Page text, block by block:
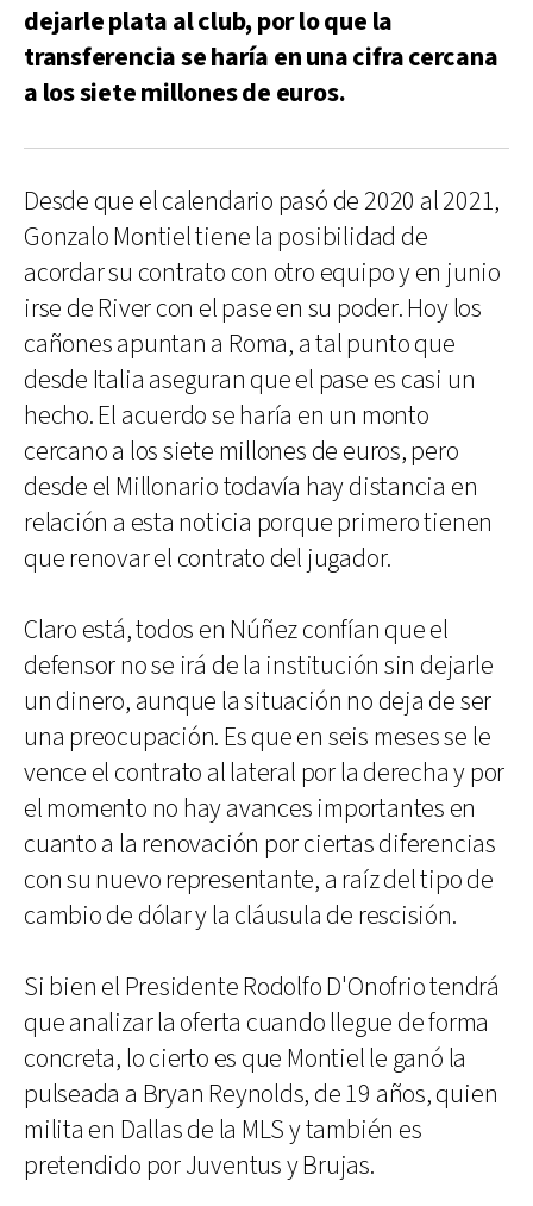
dejarle plata al club, por lo que la
transferencia se haría en una cifra cercana
a los siete millones de euros.
Desde que el calendario pasó de 2020 al 2021,
Gonzalo Montiel tiene la posibilidad de
acordar su contrato con otro equipo y en junio
irse de River con el pase en su poder. Hoy los
cañones apuntan a Roma, a tal punto que
desde Italia aseguran que el pase es casi un
hecho. El acuerdo se haría en un monto
cercano a los siete millones de euros, pero
desde el Millonario todavía hay distancia en
relación a esta noticia porque primero tienen
que renovar el contrato del jugador.
Claro está, todos en Núñez confían que el
defensor no se irá de la institución sin dejarle
un dinero, aunque la situación no deja de ser
una preocupación. Es que en seis meses se le
vence el contrato al lateral por la derecha y por
el momento no hay avances importantes en
cuanto a la renovación por ciertas diferencias
con su nuevo representante, a raíz del tipo de
cambio de dólar y la cláusula de rescisión.
Si bien el Presidente Rodolfo D'Onofrio tendrá
que analizar la oferta cuando llegue de forma
concreta, lo cierto es que Montiel le ganó la
pulseada a Bryan Reynolds, de 19 años, quien
milita en Dallas de la MLS y también es
pretendido por Juventus y Brujas.